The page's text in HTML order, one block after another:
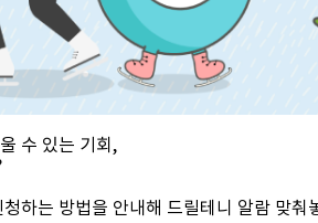
수 있는 기회,
하는 방법을 안내해 드릴테니 알람 맞춰